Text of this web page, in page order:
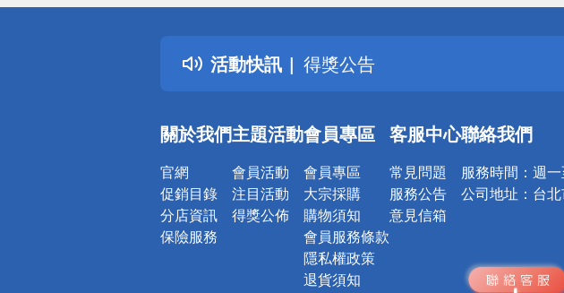
活動快訊
詐騙網頁！請小心！
得獎公告
熱門話題
銀行優惠
詐騙網頁！請小心！
關於我們
官網
促銷目錄
分店資訊
保險服務
主題活動
會員活動
注目活動
得獎公佈
會員專區
會員專區
大宗採購
購物須知
會員服務條款
隱私權政策
退貨須知
客服中心
常見問題
服務公告
意見信箱
聯絡我們
服務時間： 週
公司地址： 台